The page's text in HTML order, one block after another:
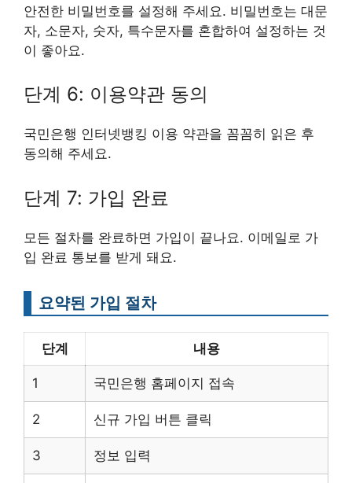
안전한 비밀번호를 설정해 주세요. 비밀번호는 대문
자, 소문자, 숫자, 특수문자를 혼합하여 설정하는 것
이 좋아요.
단계 6: 이용약관 동의
국민은행 인터넷뱅킹 이용 약관을 꼼꼼히 읽은 후
동의해 주세요.
단계 7: 가입 완료
모든 절차를 완료하면 가입이 끝나요. 이메일로 가
입 완료 통보를 받게 돼요.
요약된 가입 절차
단계 내용
1 국민은행 홈페이지 접속
2 신규 가입 버튼 클릭
3 정보 입력